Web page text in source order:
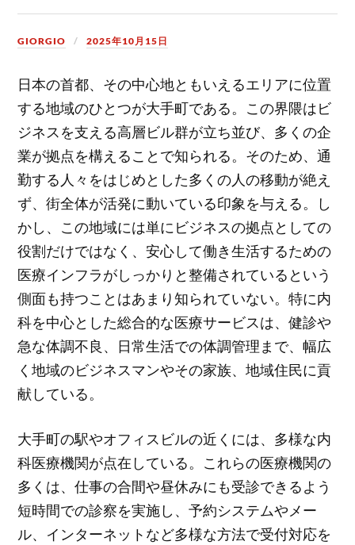
GIORGIO 2025年10月15日
日本の首都、その中心地ともいえるエリアに位置
する地域のひとつが大手町である。 この界隈はビ
ジネスを支える高層ビル群が立ち並び、多くの企
業が拠点を構えることで知られる。そのため、通
勤する人々をはじめとした多くの人の移動が絶え
ず、街全体が活発に動いている印象を与える。し
かし、この地域には単にビジネスの拠点としての
役割だけではなく、安心して働き生活するための
医療インフラがしっかりと整備されているという
側面も持つことはあまり知られていない。特に内
科を中心とした総合的な医療サービスは、健診や
急な体調不良、日常生活での体調管理まで、幅広
く地域のビジネスマンやその家族、地域住民に貢
献している。
大手町の駅やオフィスビルの近くには、多様な内
科医療機関が点在している。これらの医療機関の
多くは、仕事の合間や昼休みにも受診できるよう
短時間での診察を実施し、予約システムやメー
ル、インターネットなど多様な方法で受付対応を